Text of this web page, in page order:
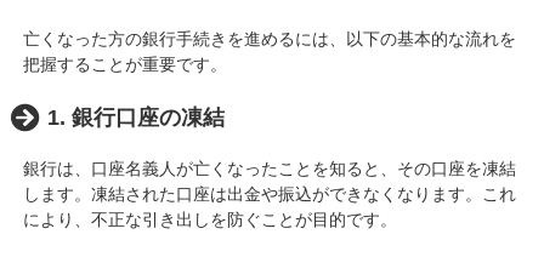
亡くなった方の銀行手続きを進めるには、以下の基本的な流れを
把握することが重要です。
1. 銀行口座の凍結
銀行は、口座名義人が亡くなったことを知ると、その口座を凍結
します。凍結された口座は出金や振込ができなくなります。これ
により、不正な引き出しを防ぐことが目的です。